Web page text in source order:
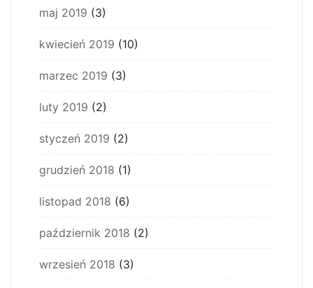
maj 2019 (3)
kwiecień 2019 (10)
marzec 2019 (3)
luty 2019 (2)
styczeń 2019 (2)
grudzień 2018 (1)
listopad 2018 (6)
październik 2018 (2)
wrzesień 2018 (3)